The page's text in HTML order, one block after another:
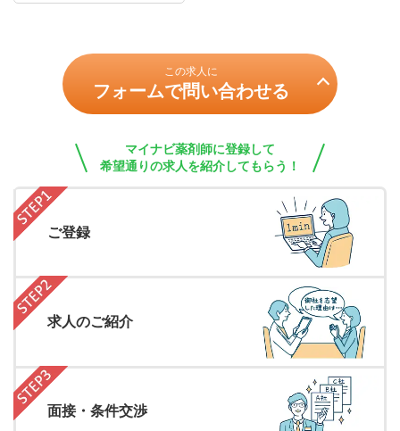
この求人に
フォームで問い合わせる
マイナビ薬剤師に登録して
希望通りの求人を紹介してもらう！
ご登録
求人のご紹介
面接・条件交渉